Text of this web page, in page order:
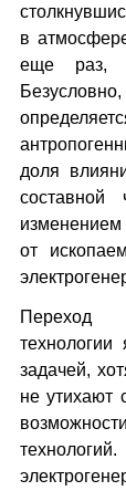
в
еще раз,
доля
изменением
от
технологии
задачей,
не утихают